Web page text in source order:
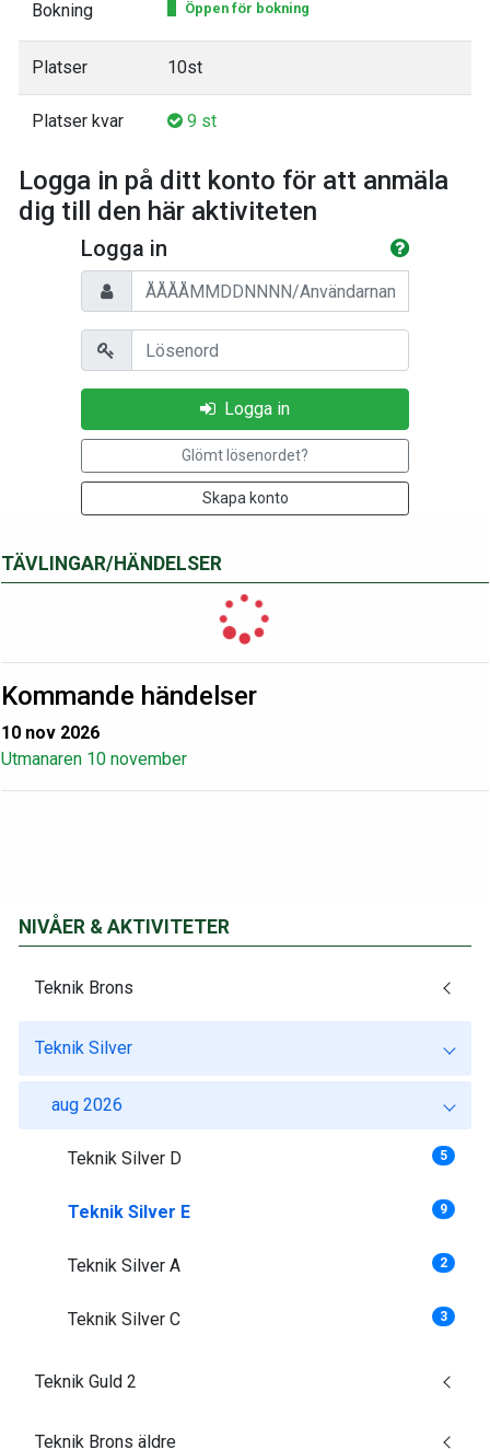
TÄVLINGAR/HÄNDELSER
Kommande händelser
10 nov 2026
Utmanaren 10 november
Bokning Öppen för bokning
Platser 10st
Platser kvar 9 st
Logga in på ditt konto för att anmäla
dig till den här aktiviteten
Logga in
Personnummer/Användarnamn
Lösenord
Logga in
Glömt lösenordet?
Skapa konto
NIVÅER & AKTIVITETER
Teknik Brons
Teknik Silver
aug 2026
Teknik Silver D 5
Teknik Silver E 9
Teknik Silver A 2
Teknik Silver C 3
Teknik Guld 2
Teknik Brons äldre